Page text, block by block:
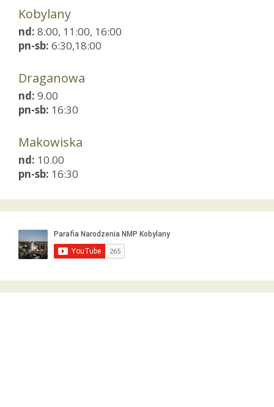
Kobylany
nd: 8:00, 11:00, 16:00
pn-sb: 6:30,18:00
Draganowa
nd: 9.00
pn-sb: 16:30
Makowiska
nd: 10.00
pn-sb: 16:30